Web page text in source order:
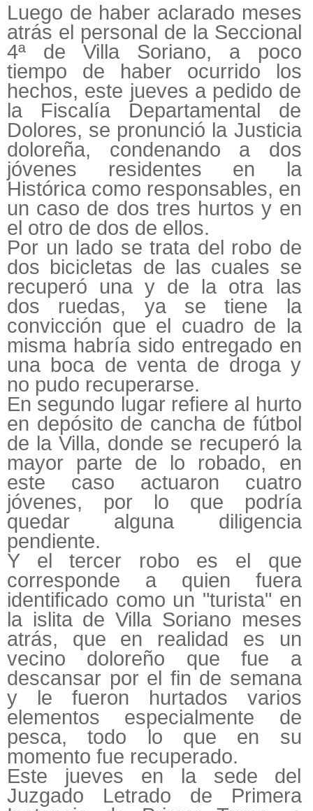
Luego de haber aclarado meses
atrás el personal de la Seccional
4ª de Villa Soriano, a poco
tiempo de haber ocurrido los
hechos, este jueves a pedido de
la Fiscalía Departamental de
Dolores, se pronunció la Justicia
doloreña, condenando a dos
jóvenes residentes en la
Histórica como responsables, en
un caso de dos tres hurtos y en
el otro de dos de ellos.
Por un lado se trata del robo de
dos bicicletas de las cuales se
recuperó una y de la otra las
dos ruedas, ya se tiene la
convicción que el cuadro de la
misma habría sido entregado en
una boca de venta de droga y
no pudo recuperarse.
En segundo lugar refiere al hurto
en depósito de cancha de fútbol
de la Villa, donde se recuperó la
mayor parte de lo robado, en
este caso actuaron cuatro
jóvenes, por lo que podría
quedar alguna diligencia
pendiente.
Y el tercer robo es el que
corresponde a quien fuera
identificado como un "turista" en
la islita de Villa Soriano meses
atrás, que en realidad es un
vecino doloreño que fue a
descansar por el fin de semana
y le fueron hurtados varios
elementos especialmente de
pesca, todo lo que en su
momento fue recuperado.
Este jueves en la sede del
Juzgado Letrado de Primera